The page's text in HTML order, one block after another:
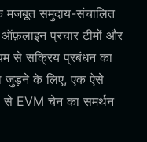
मजबूत समुदाय-संचालित
ऑफ़लाइन प्रचार टीमों और
से सक्रिय प्रबंधन का
जुड़ने के लिए, एक ऐसे
से EVM चेन का समर्थन